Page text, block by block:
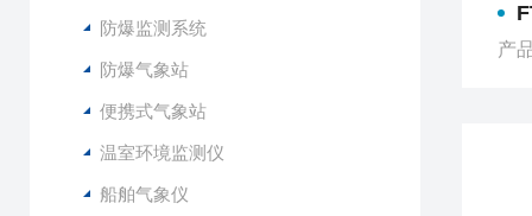
防爆监测系统
防爆气象站
便携式气象站
温室环境监测仪
船舶气象仪
产